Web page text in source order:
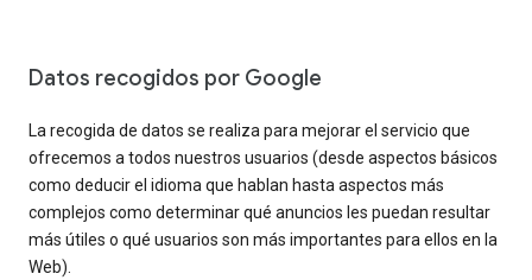
Datos recogidos por Google
La recogida de datos se realiza para mejorar el servicio que
ofrecemos a todos nuestros usuarios (desde aspectos básicos
como deducir el idioma que hablan hasta aspectos más
complejos como determinar qué anuncios les puedan resultar
más útiles o qué usuarios son más importantes para ellos en la
Web).